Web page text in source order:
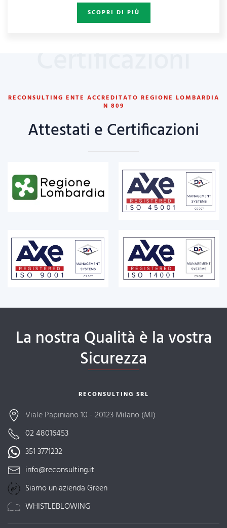
SCOPRI DI PIÙ
Certificazioni
RECONSULTING ENTE ACCREDITATO REGIONE LOMBARDIA
N 809
Attestati e Certificazioni
La nostra Qualità è la vostra
Sicurezza
RECONSULTING SRL
Viale Papiniano 10 - 20123 Milano (MI)
02 48016453
351 3771232
info@reconsulting.it
Siamo un azienda Green
WHISTLEBLOWING